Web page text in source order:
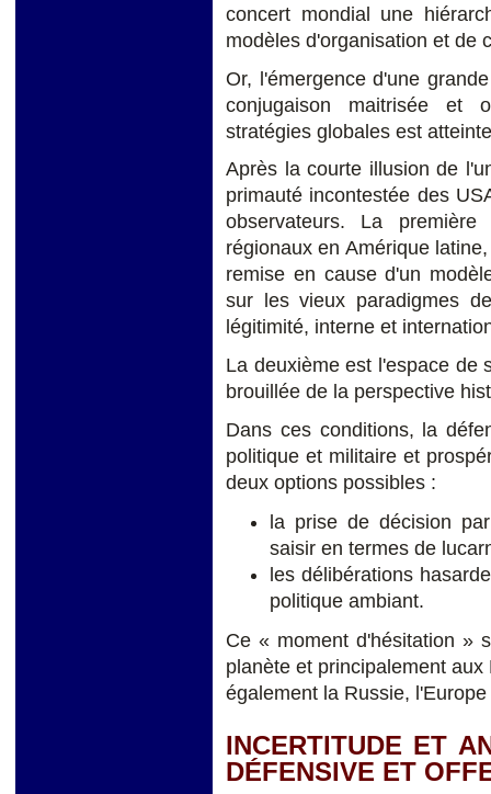
concert mondial une
modèles d'organisation et de
Or, l'émergence d'une
conjugaison maitrisée et
stratégies globales est
Après la courte illusion de
primauté incontestée des
observateurs. La
régionaux en Amérique
remise en cause d'un
sur les vieux paradigmes
légitimité, interne et
La deuxième est l'espace de
brouillée de la perspective
Dans ces conditions, la
politique et militaire et
deux options possibles :
la prise de décision
saisir en termes de
les délibérations
politique ambiant.
Ce « moment d'hésitation »
planète et principalement
également la Russie,
INCERTITUDE ET
DÉFENSIVE ET